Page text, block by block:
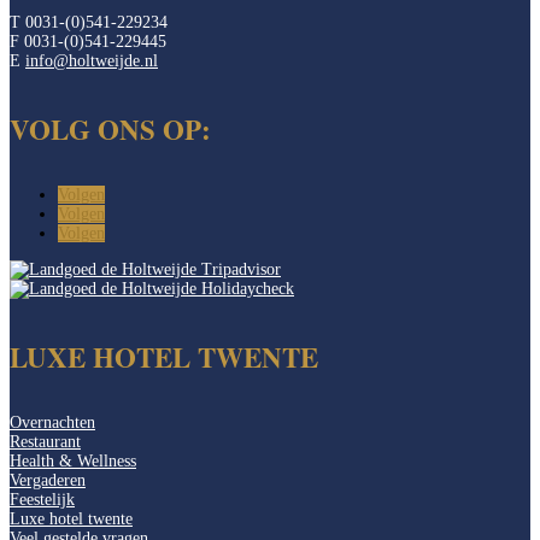
T 0031-(0)541-229234
F 0031-(0)541-229445
E info@holtweijde.nl
VOLG ONS OP:
Volgen
Volgen
Volgen
LUXE HOTEL TWENTE
Overnachten
Restaurant
Health & Wellness
Vergaderen
Feestelijk
Luxe hotel twente